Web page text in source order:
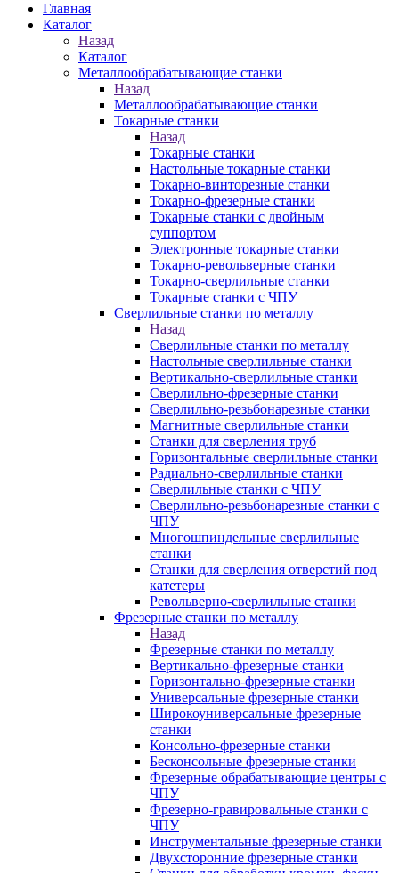
Главная
Каталог
Назад
Каталог
Металлообрабатывающие станки
Назад
Металлообрабатывающие станки
Токарные станки
Назад
Токарные станки
Настольные токарные станки
Токарно-винторезные станки
Токарно-фрезерные станки
Токарные станки с двойным
суппортом
Электронные токарные станки
Токарно-револьверные станки
Токарно-сверлильные станки
Токарные станки с ЧПУ
Сверлильные станки по металлу
Назад
Сверлильные станки по металлу
Настольные сверлильные станки
Вертикально-сверлильные станки
Сверлильно-фрезерные станки
Сверлильно-резьбонарезные станки
Магнитные сверлильные станки
Станки для сверления труб
Горизонтальные сверлильные станки
Радиально-сверлильные станки
Сверлильные станки с ЧПУ
Сверлильно-резьбонарезные станки с
ЧПУ
Многошпиндельные сверлильные
станки
Станки для сверления отверстий под
катетеры
Револьверно-сверлильные станки
Фрезерные станки по металлу
Назад
Фрезерные станки по металлу
Вертикально-фрезерные станки
Горизонтально-фрезерные станки
Универсальные фрезерные станки
Широкоуниверсальные фрезерные
станки
Консольно-фрезерные станки
Бесконсольные фрезерные станки
Фрезерные обрабатывающие центры с
ЧПУ
Фрезерно-гравировальные станки с
ЧПУ
Инструментальные фрезерные станки
Двухсторонние фрезерные станки